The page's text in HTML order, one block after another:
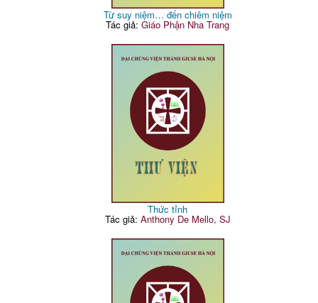
Từ suy niệm… đến chiêm niệm
Tác giả:Giáo Phận Nha Trang
Thức tỉnh
Tác giả: Anthony De Mello, SJ